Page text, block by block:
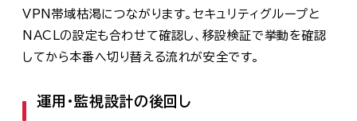
VPN帯域枯渇につながります。セキュリティグループと
NACLの設定も合わせて確認し、移設検証で挙動を確認
してから本番へ切り替える流れが安全です。
運用・監視設計の後回し